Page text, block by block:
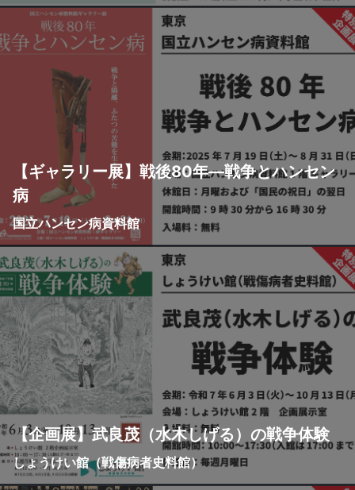
【ギャラリー展】戦後80年―戦争とハンセン
病
国立ハンセン病資料館
【企画展】武良茂（水木しげる）の戦争体験
しょうけい館（戦傷病者史料館）